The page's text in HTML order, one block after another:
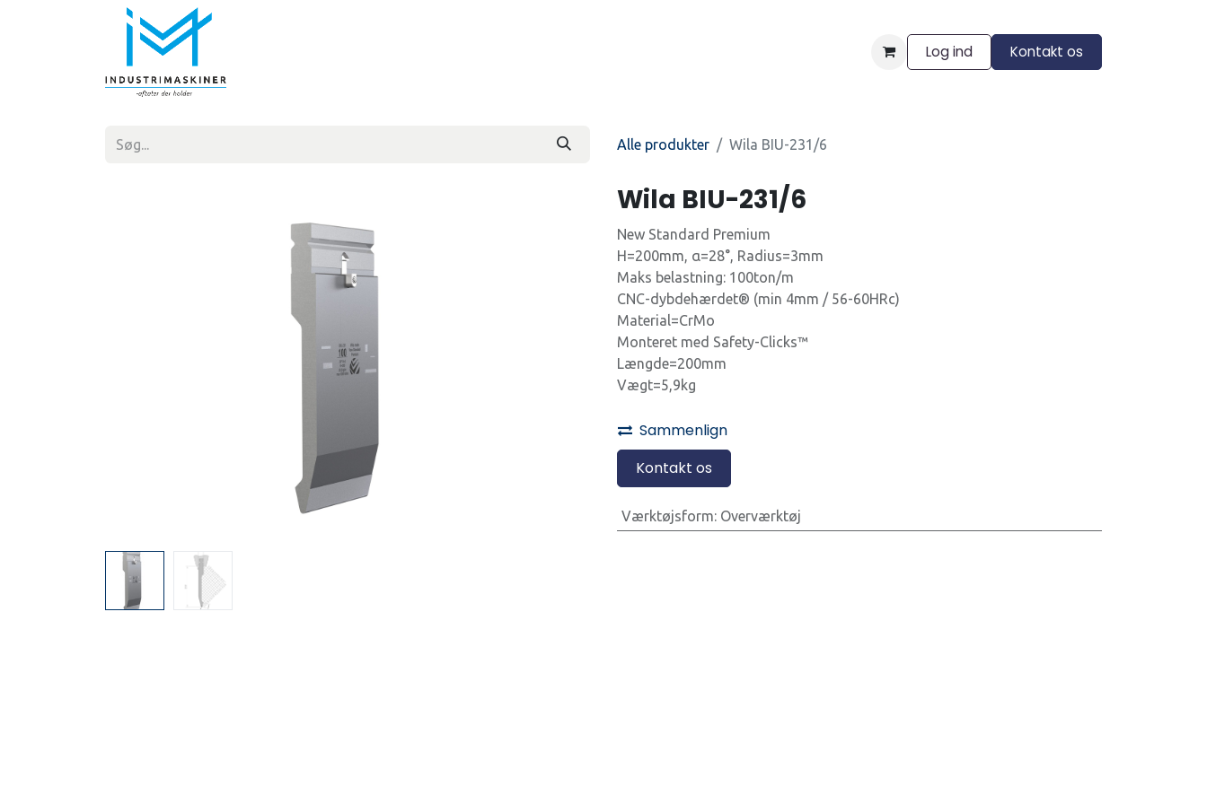
Log ind Kontakt os
Alle produkter Wila BIU-231/6
Wila BIU-231/6
New Standard Premium
H=200mm, α=28°, Radius=3mm
Maks belastning: 100ton/m
CNC-dybdehærdet® (min 4mm / 56-60HRc)
Material=CrMo
Monteret med Safety-Clicks™
Længde=200mm
Vægt=5,9kg
Sammenlign
Kontakt os
Værktøjsform: Overværktøj